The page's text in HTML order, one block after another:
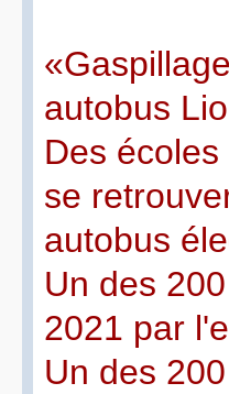
autobus
Des
se
autobus
Un des
2021 par
Un des